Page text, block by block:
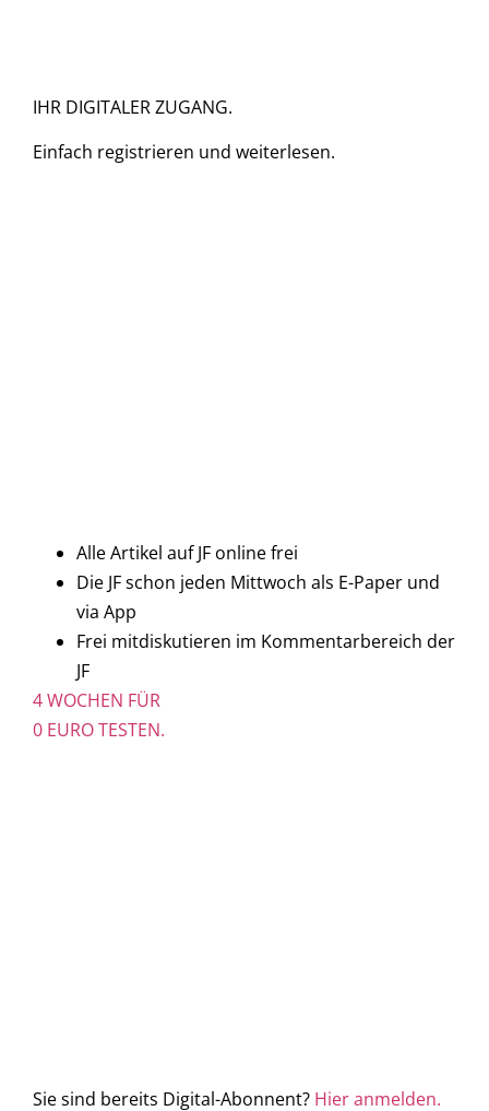
IHR DIGITALER ZUGANG.
Einfach registrieren und weiterlesen.
Alle Artikel auf JF online frei
Die JF schon jeden Mittwoch als E-Paper und
via App
Frei mitdiskutieren im Kommentarbereich der
JF
4 WOCHEN FÜR
0 EURO TESTEN.
Sie sind bereits Digital-Abonnent? Hier anmelden.